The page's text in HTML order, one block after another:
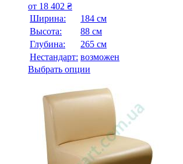
от 18 402 ₴
Ширина:
184 см
Высота:
88 см
Глубина:
265 см
Нестандарт: возможен
Выбрать опции